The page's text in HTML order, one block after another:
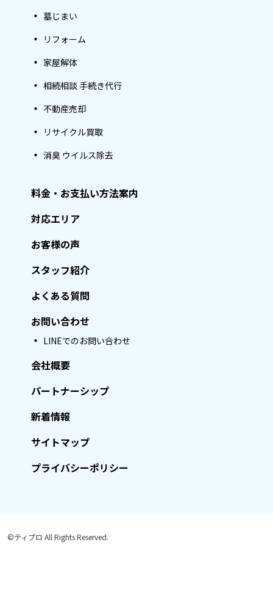
墓じまい
リフォーム
家屋解体
相続相談 手続き代行
不動産売却
リサイクル買取
消臭 ウイルス除去
料金・お支払い方法案内
対応エリア
お客様の声
スタッフ紹介
よくある質問
お問い合わせ
LINEでのお問い合わせ
会社概要
パートナーシップ
新着情報
サイトマップ
プライバシーポリシー
©ティプロ All Rights Reserved.